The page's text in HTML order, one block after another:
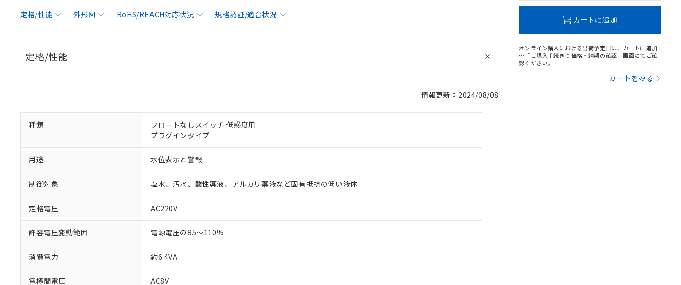
定格/性能 外形図 RoHS/REACH対応状況 規格認証/適合状況
定格/性能
情報更新：2024/08/08
種類
フロートなしスイッチ 低感度用
プラグインタイプ
用途 水位表示と警報
制御対象 塩水、汚水、酸性薬液、アルカリ薬液など固有抵抗の低い液体
定格電圧 AC220V
許容電圧変動範囲 電源電圧の85～110%
消費電力 約6.4VA
電極間電圧 AC8V
カートに追加
オンライン購入における出荷予定日は、カートに追加
～「ご購入手続き：価格・納期の確認」画面にてご確
認ください。
カートをみる
※1 対応状況
対応予定：EU RoHS指令（10物質）の非含有に対応した製品に切り替える予定のある商品です。
対応予定なし：EU RoHS指令（10物質）の非含有に非対応の商品で、対応品を出す予定はありません。
調査・確認中：EU RoHS指令（10物質）の非含有の対応状況を調査中または確認中の商品です。